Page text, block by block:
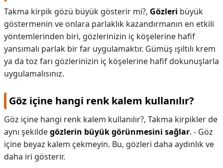
Takma kirpik gözü büyük gösterir mi?, Gözleri büyük
göstermenin ve onlara parlaklık kazandırmanın en etkili
yöntemlerinden biri, gözlerinizin iç köşelerine hafif
yansımalı parlak bir far uygulamaktır. Gümüş ışıltılı krem
ya da toz farı gözlerinizin iç köşelerine hafif dokunuşlarla
uygulamalısınız.
Göz içine hangi renk kalem kullanılır?
Göz içine hangi renk kalem kullanılır?, Takma kirpikler de
aynı şekildegözlerin büyük görünmesini sağlar. - Göz
içine beyaz kalem çekmeyin. Bu, gözleri daha aydınlık ve
daha iri gösterir.